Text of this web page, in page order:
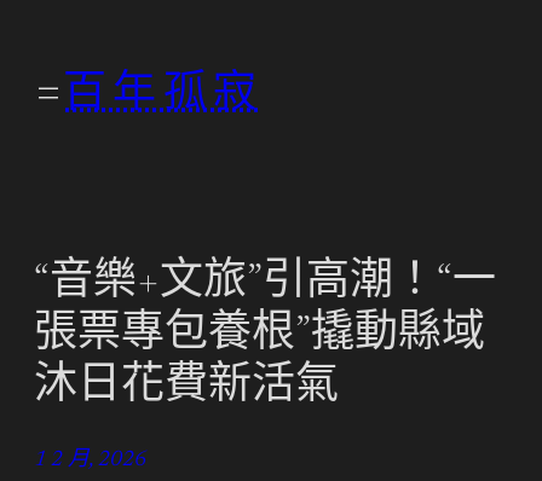
百年孤寂
“音樂+文旅”引高潮！“一
張票專包養根”撬動縣域
沐日花費新活氣
1 2 月, 2026